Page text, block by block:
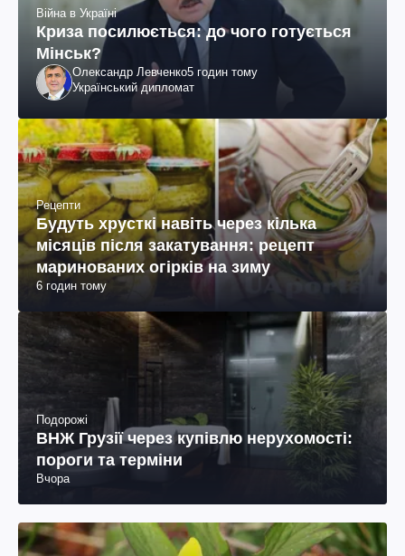
Війна в Україні
Криза посилюється: до чого готується
Мінськ?
Олександр Левченко5 годин тому
Український дипломат
Рецепти
Будуть хрусткі навіть через кілька
місяців після закатування: рецепт
маринованих огірків на зиму
6 годин тому
Подорожі
ВНЖ Грузії через купівлю нерухомості:
пороги та терміни
Вчора